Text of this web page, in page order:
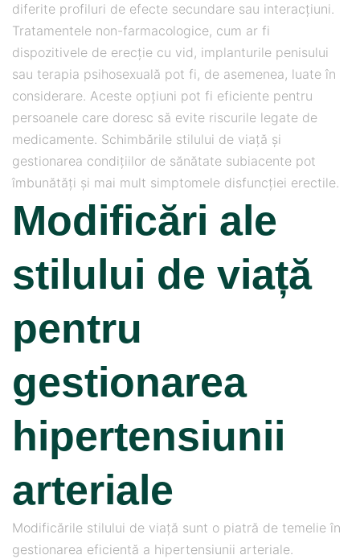
diferite profiluri de efecte secundare sau interacțiuni.
Tratamentele non-farmacologice, cum ar fi
dispozitivele de erecție cu vid, implanturile penisului
sau terapia psihosexuală pot fi, de asemenea, luate în
considerare. Aceste opțiuni pot fi eficiente pentru
persoanele care doresc să evite riscurile legate de
medicamente. Schimbările stilului de viață și
gestionarea condițiilor de sănătate subiacente pot
îmbunătăți și mai mult simptomele disfuncției erectile.
Modificări ale
stilului de viață
pentru
gestionarea
hipertensiunii
arteriale
Modificările stilului de viață sunt o piatră de temelie în
gestionarea eficientă a hipertensiunii arteriale.